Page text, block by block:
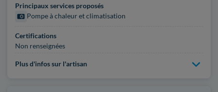
Principaux services proposés
Pompe à chaleur et climatisation
Certifications
Non renseignées
Plus d'infos sur l'artisan